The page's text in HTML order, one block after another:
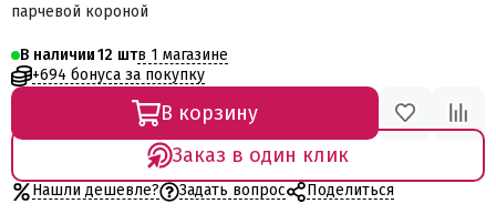
парчевой короной
В наличии12
в 1 магазине
+694 бонуса за покупку
В корзину
Заказ в один клик
Нашли дешевле? Задать вопрос Поделиться